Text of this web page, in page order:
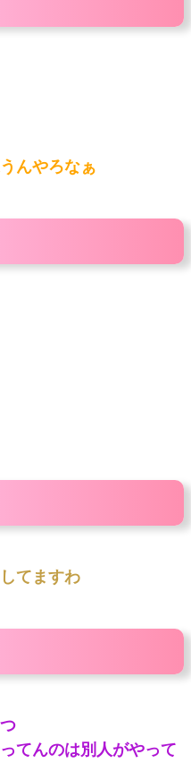
んやろなぁ
てますわ
てんのは別人がやって